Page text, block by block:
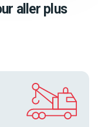
aller plus